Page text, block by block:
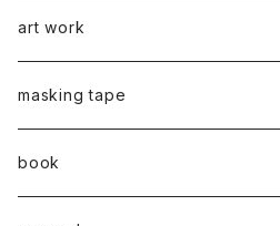
馬渕祐輝
all complete
蛯子陽太
series 04
乾 夏樹
蛯子 陽太
CLASSIC 縦タイプ
CLASSIC
CASUAL
2022
VERTICAL -ヴァーティカル-
Horizon -ホライゾン-
2023
VERTICAL - ヴァーティカル -
Horizon - ホライゾン -
2024
蛯子陽太
後藤裕貴
弓山諒
ピアス
イヤリング
牧野亮介
ピアス
イヤリング
西川雄野
art work
蛯子陽太
猫 - cat -
犬 - dog -
白石貴喜
masking tape
book